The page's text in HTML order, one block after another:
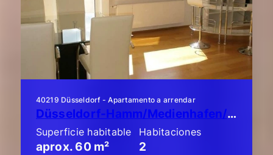
40219 Düsseldorf - Apartamento a arrendar
Düsseldorf-Hamm/Medienhafen/Unterbilk: ¡Piso de lujo de 2 habitaciones con balcón!
Superficie habitable
aprox. 60 m²
Habitaciones
2